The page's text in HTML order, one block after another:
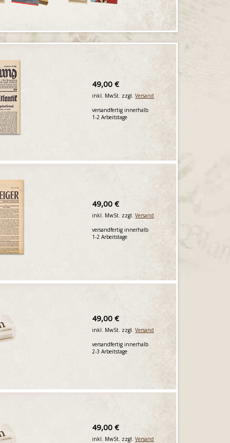
49,00 €
inkl. MwSt. zzgl.Versand
versandfertig innerhalb
1-2 Arbeitstage
49,00 €
inkl. MwSt. zzgl.Versand
versandfertig innerhalb
1-2 Arbeitstage
49,00 €
inkl. MwSt. zzgl.Versand
versandfertig innerhalb
2-3 Arbeitstage
49,00 €
inkl. MwSt. zzgl.Versand